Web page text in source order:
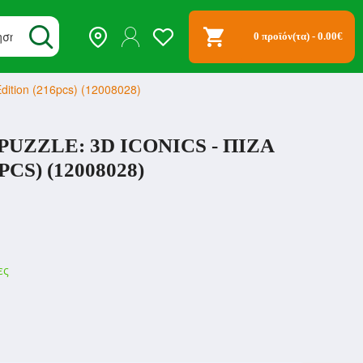
0 προϊόν(τα) - 0.00€
(216pcs) (12008028)
3D ICONICS - ΠΊΖΑ
(12008028)